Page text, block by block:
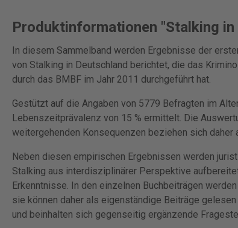
Produktinformationen "Stalking in
In diesem Sammelband werden Ergebnisse der
von Stalking in Deutschland berichtet, die das
durch das BMBF im Jahr 2011 durchgeführt hat.
Gestützt auf die Angaben von 5779 Befragten im
Lebenszeitprävalenz von 15 % ermittelt. Die
weitergehenden Konsequenzen beziehen sich daher
Neben diesen empirischen Ergebnissen werden
Stalking aus interdisziplinärer Perspektive
Erkenntnisse. In den einzelnen Buchbeiträgen
sie können daher als eigenständige Beiträge
und beinhalten sich gegenseitig ergänzende